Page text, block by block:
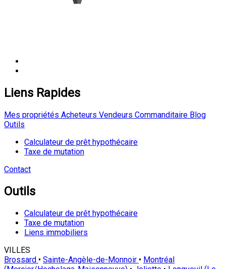
Liens Rapides
Mes propriétés Acheteurs Vendeurs Commanditaire Blog
Outils
Calculateur de prêt hypothécaire
Taxe de mutation
Contact
Outils
Calculateur de prêt hypothécaire
Taxe de mutation
Liens immobiliers
VILLES
Brossard • Sainte-Angèle-de-Monnoir • Montréal